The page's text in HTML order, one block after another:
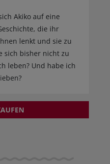
Akiko auf eine
die ihr
lenkt und sie zu
sich bisher nicht zu
leben? Und habe ich